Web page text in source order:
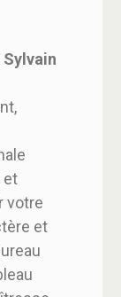
Sylvain
et
votre
et